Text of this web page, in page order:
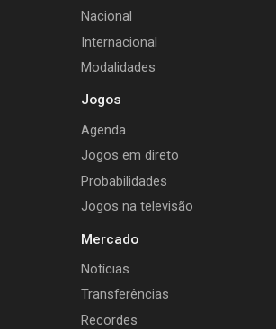
Nacional
Internacional
Modalidades
Jogos
Agenda
Jogos em direto
Probabilidades
Jogos na televisão
Mercado
Notícias
Transferências
Recordes